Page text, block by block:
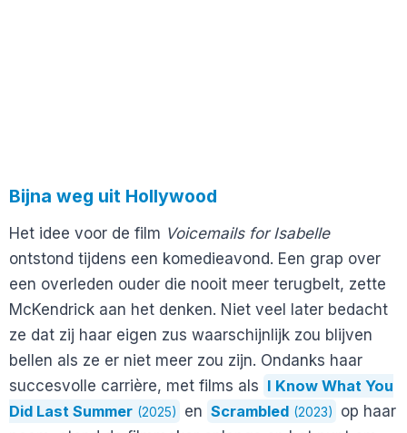
Bijna weg uit Hollywood
Het idee voor de film Voicemails for Isabelle
ontstond tijdens een komedieavond. Een grap over
een overleden ouder die nooit meer terugbelt, zette
McKendrick aan het denken. Niet veel later bedacht
ze dat zij haar eigen zus waarschijnlijk zou blijven
bellen als ze er niet meer zou zijn. Ondanks haar
succesvolle carrière, met films als I Know What You
Did Last Summer (2025) en Scrambled (2023)
op haar